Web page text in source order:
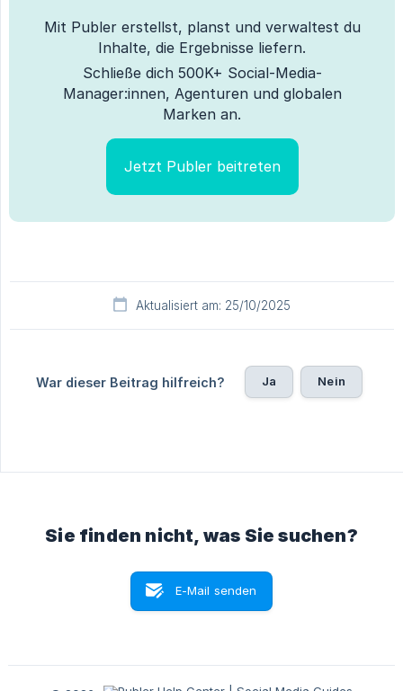
Mit Publer erstellst, planst und verwaltest du
Inhalte, die Ergebnisse liefern.
Schließe dich 500K+ Social-Media-
Manager:innen, Agenturen und globalen
Marken an.
Jetzt Publer beitreten
Aktualisiert am: 25/10/2025
War dieser Beitrag hilfreich? Ja Nein
Sie finden nicht, was Sie suchen?
E-Mail senden